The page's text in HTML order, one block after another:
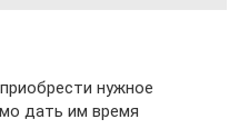
нужное
дать им время